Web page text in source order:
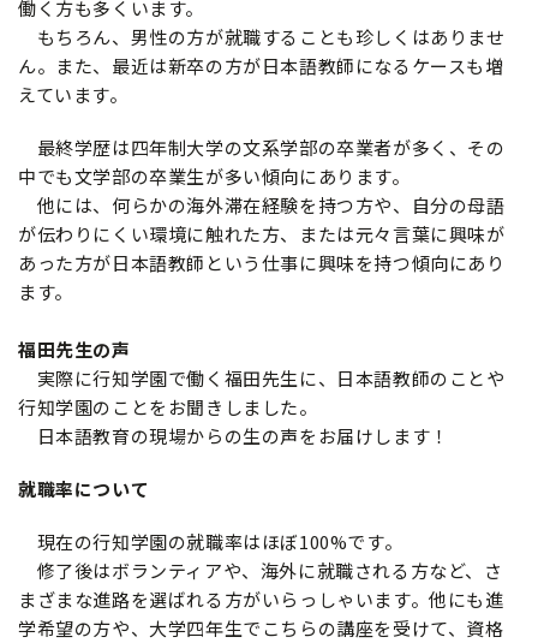
働く方も多くいます。
もちろん、男性の方が就職することも珍しくはありませ
ん。また、最近は新卒の方が日本語教師になるケースも増
えています。
最終学歴は四年制大学の文系学部の卒業者が多く、その
中でも文学部の卒業生が多い傾向にあります。
他には、何らかの海外滞在経験を持つ方や、自分の母語
が伝わりにくい環境に触れた方、または元々言葉に興味が
あった方が日本語教師という仕事に興味を持つ傾向にあり
ます。
福田先生の声
実際に行知学園で働く福田先生に、日本語教師のことや
行知学園のことをお聞きしました。
日本語教育の現場からの生の声をお届けします！
就職率について
現在の行知学園の就職率はほぼ100%です。
修了後はボランティアや、海外に就職される方など、さ
まざまな進路を選ばれる方がいらっしゃいます。他にも進
学希望の方や、大学四年生でこちらの講座を受けて、資格